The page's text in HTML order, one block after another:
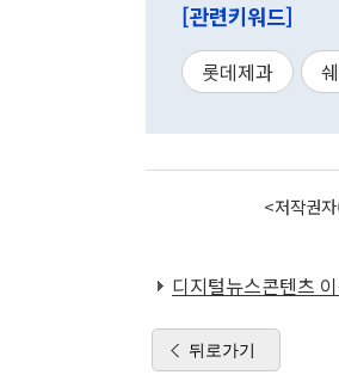
[관련키워드]
롯데제과
<저작권
디지털뉴스콘텐츠
뒤로가기